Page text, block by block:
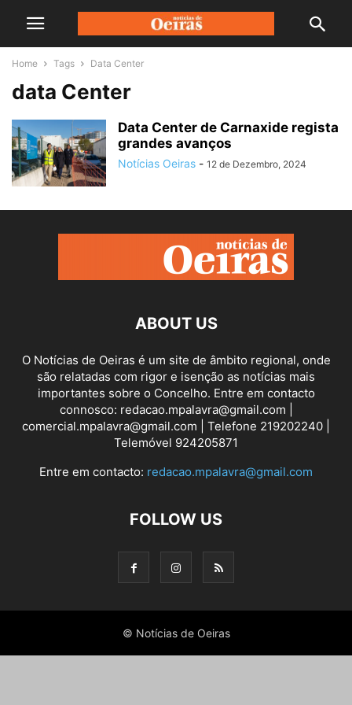
Home Tags Data Center
data Center
Data Center de Carnaxide regista
grandes avanços
Notícias Oeiras - 12 de Dezembro, 2024
ABOUT US
O Notícias de Oeiras é um site de âmbito regional, onde
são relatadas com rigor e isenção as notícias mais
importantes sobre o Concelho. Entre em contacto
connosco: redacao.mpalavra@gmail.com |
comercial.mpalavra@gmail.com | Telefone 219202240 |
Telemóvel 924205871
Entre em contacto: redacao.mpalavra@gmail.com
FOLLOW US
© Notícias de Oeiras